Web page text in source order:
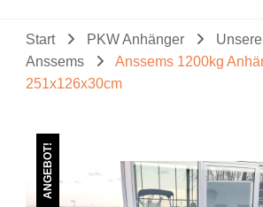
Start PKW Anhänger
Anssems
Anssems 1200kg
251x126x30cm
ANGEBOT!